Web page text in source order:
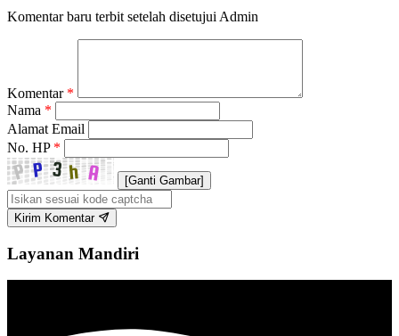
Komentar baru terbit setelah disetujui Admin
Komentar *
Nama *
Alamat Email
No. HP *
[Ganti Gambar]
Kirim Komentar
Layanan Mandiri